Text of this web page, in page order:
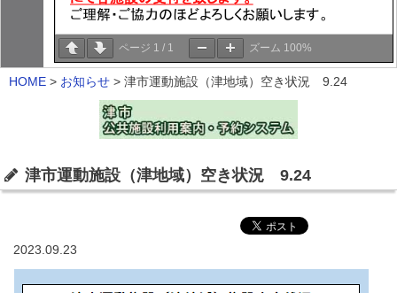
ページ 1 / 1 ズーム 100%
HOME > お知らせ > 津市運動施設（津地域）空き状況 9.24
津市運動施設（津地域）空き状況 9.24
2023.09.23